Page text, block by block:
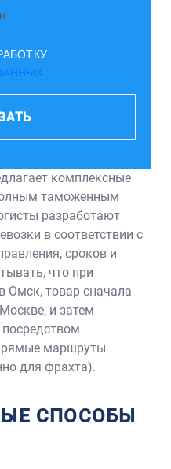
комплексные
таможенным
разработают
в соответствии с
сроков и
что при
Омск, товар сначала
и затем
маршруты
для фрахта).
СПОСОБЫ